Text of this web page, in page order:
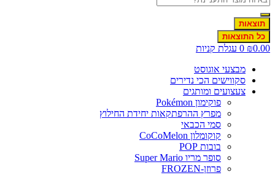
תוצאות
כל התוצאות
₪
0 עגלת קניות
מבצעי אוגוסט
סקווישים הכי נדירים
צעצועים ומותגים
פוקימון Pokémon
מפרץ ההרפתקאות יחידת החילוץ
סמי הכבאי
קוקומלון CoCoMelon
בובות POP
סופר מריו Super Mario
פרוזן-FROZEN